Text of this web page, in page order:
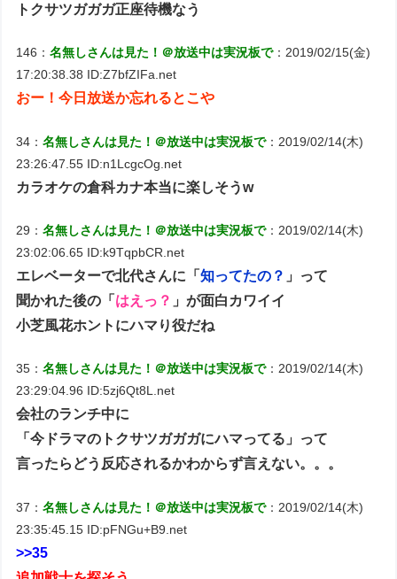
トクサツガガガ正座待機なう
146：名無しさんは見た！＠放送中は実況板で：2019/02/15(金)
17:20:38.38 ID:Z7bfZIFa.net
おー！今日放送か忘れるとこや
34：名無しさんは見た！＠放送中は実況板で：2019/02/14(木)
23:26:47.55 ID:n1LcgcOg.net
カラオケの倉科カナ本当に楽しそうw
29：名無しさんは見た！＠放送中は実況板で：2019/02/14(木)
23:02:06.65 ID:k9TqpbCR.net
エレベーターで北代さんに「知ってたの？ 」って
聞かれた後の「 はえっ？ 」が面白カワイイ
小芝風花ホントにハマり役だね
35：名無しさんは見た！＠放送中は実況板で：2019/02/14(木)
23:29:04.96 ID:5zj6Qt8L.net
会社のランチ中に
「今ドラマのトクサツガガガにハマってる」って
言ったらどう反応されるかわからず言えない。。。
37：名無しさんは見た！＠放送中は実況板で：2019/02/14(木)
23:35:45.15 ID:pFNGu+B9.net
>>35